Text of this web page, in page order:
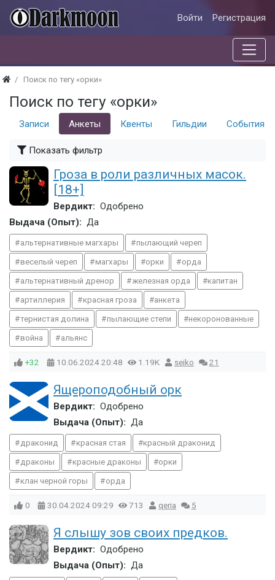
Войти Регистрация
Поиск по тегу «орки»
Поиск по тегу «орки»
Записи Анкеты Квенты Гильдии События
Показать фильтр
Гроза в роли различных масок.
[18+]
Вердикт: Одобрено
Выдача (Опыт): Да
альтернативные магхары пылающий череп
веселый череп магхары орки орда
альтернативный дренор железная орда капитан
артиллерия красная гроза анкета
тернистая долина пылающие степи некоронованные
война альянс
+32 10.06.202420:48 1.19K seiko 21
Ящероподобный орк
Вердикт: Одобрено
Выдача (Опыт): Да
драконид красная стая красный драконид
драконы красные драконы орки
клан черной горы орда
0 30.04.2024 09:29 713 qeria 5
Я слышу зов своих предков.
Вердикт: Одобрено
Выдача (Опыт): Да